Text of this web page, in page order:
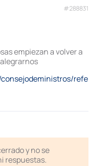
#288831
empiezan a volver a
y no se
respuestas.